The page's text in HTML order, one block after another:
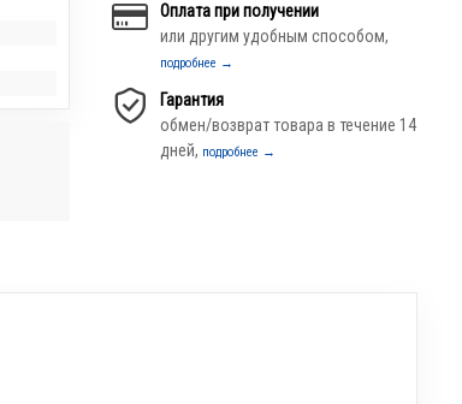
Оплата при получении
или другим удобным способом,
подробнее →
Гарантия
обмен/возврат товара в течение 14
дней, подробнее →